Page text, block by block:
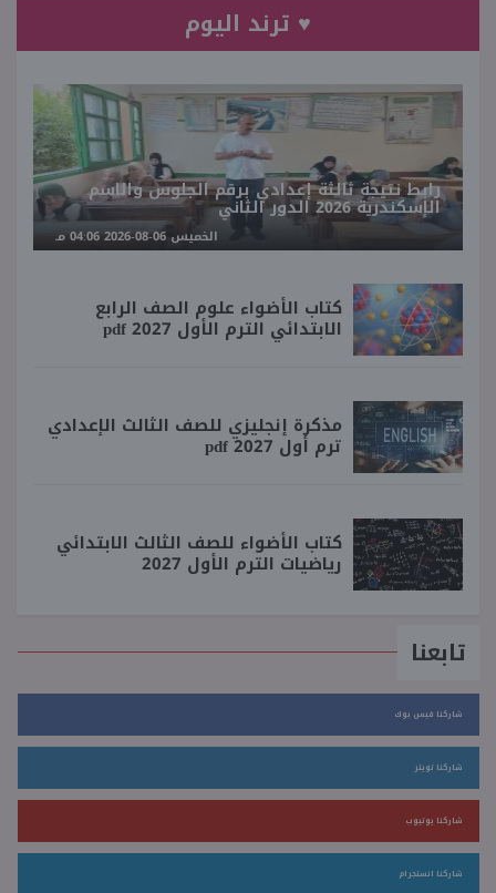
♥ ترند اليوم
رابط نتيجة ثالثة إعدادي برقم الجلوس والاسم
الإسكندرية 2026 الدور الثاني
الخميس 06-08-2026 04:06 مـ
كتاب الأضواء علوم الصف الرابع
الابتدائي الترم الأول 2027 pdf
مذكرة إنجليزي للصف الثالث الإعدادي
ترم أول 2027 pdf
كتاب الأضواء للصف الثالث الابتدائي
رياضيات الترم الأول 2027
تابعنا
شاركنا فيس بوك
شاركنا تويتر
شاركنا يوتيوب
شاركنا انستجرام